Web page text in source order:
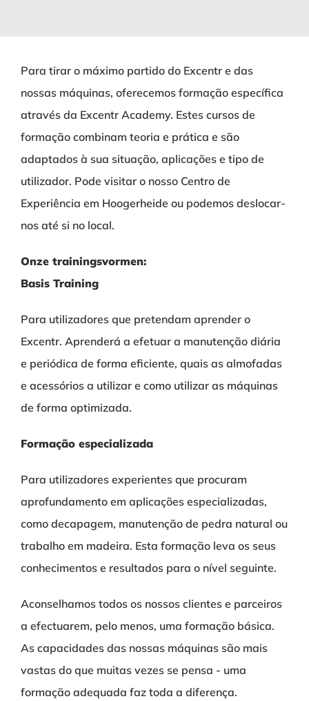
Para tirar o máximo partido do Excentr e das
nossas máquinas, oferecemos formação específica
através da Excentr Academy. Estes cursos de
formação combinam teoria e prática e são
adaptados à sua situação, aplicações e tipo de
utilizador. Pode visitar o nosso Centro de
Experiência em Hoogerheide ou podemos deslocar-
nos até si no local.
Onze trainingsvormen:
Basis Training
Para utilizadores que pretendam aprender o
Excentr. Aprenderá a efetuar a manutenção diária
e periódica de forma eficiente, quais as almofadas
e acessórios a utilizar e como utilizar as máquinas
de forma optimizada.
Formação especializada
Para utilizadores experientes que procuram
aprofundamento em aplicações especializadas,
como decapagem, manutenção de pedra natural ou
trabalho em madeira. Esta formação leva os seus
conhecimentos e resultados para o nível seguinte.
Aconselhamos todos os nossos clientes e parceiros
a efectuarem, pelo menos, uma formação básica.
As capacidades das nossas máquinas são mais
vastas do que muitas vezes se pensa - uma
formação adequada faz toda a diferença.